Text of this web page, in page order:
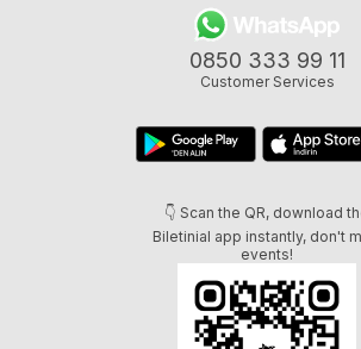
0850 333 99 11
Customer Services
👇 Scan the QR, download
Biletinial app instantly, don't
events!